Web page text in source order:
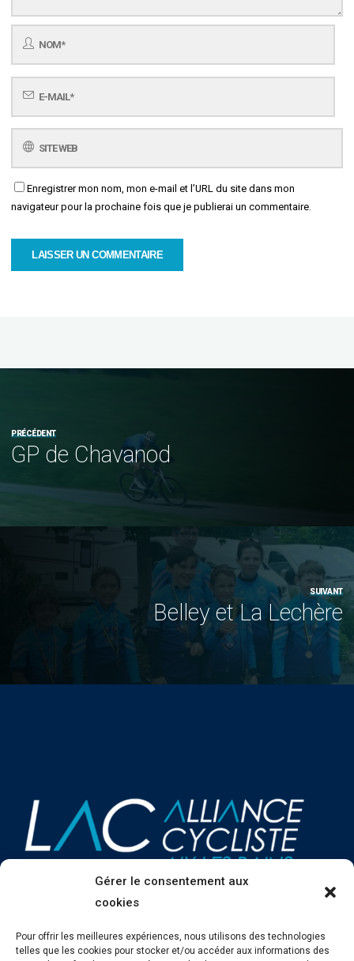
Gérer le consentement aux
cookies
Pour offrir les meilleures expériences, nous utilisons des technologies
telles que les cookies pour stocker et/ou accéder aux informations des
Enregistrer mon nom, mon e-mail et l’URL du site dans mon
navigateur pour la prochaine fois que je publierai un commentaire.
PRÉCÉDENT
GP de Chavanod
SUIVANT
Belley et La Lechère